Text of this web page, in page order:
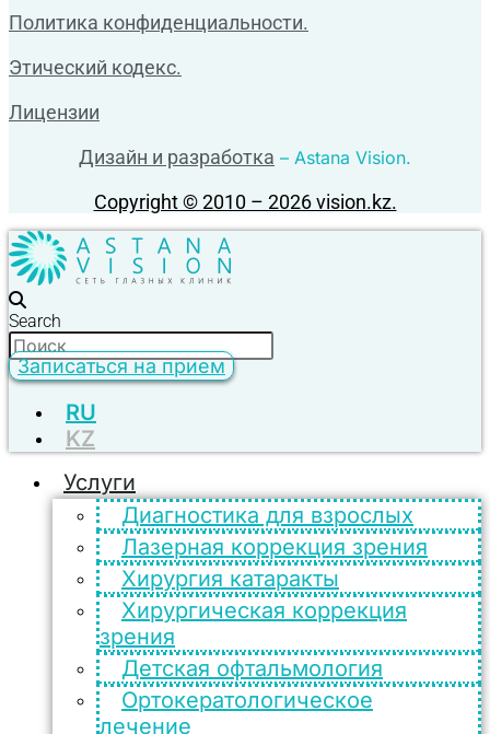
Политика конфиденциальности.
Этический кодекс.
Лицензии
Дизайн и разработка – Astana Vision.
Copyright © 2010 – 2026 vision.kz.
Search
Записаться на прием
RU
KZ
Услуги
Диагностика для взрослых
Лазерная коррекция зрения
Хирургия катаракты
Хирургическая коррекция
зрения
Детская офтальмология
Ортокератологическое
лечение